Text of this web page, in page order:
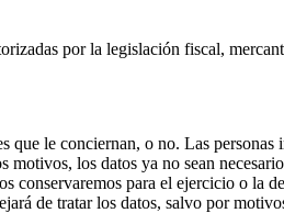
por la legislación fiscal,
le conciernan, o no. Las personas
los datos ya no sean
para el ejercicio o la
de tratar los datos, salvo por